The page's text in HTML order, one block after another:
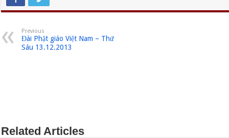
Previous
Đài Phật giáo Việt Nam – Thứ
Sáu 13.12.2013
Related Articles